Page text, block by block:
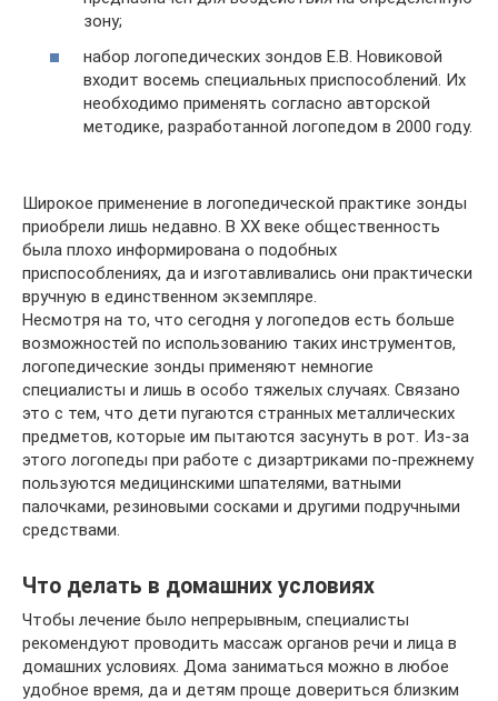
зону;
набор логопедических зондов Е.В. Новиковой
входит восемь специальных приспособлений. Их
необходимо применять согласно авторской
методике, разработанной логопедом в 2000 году.
Широкое применение в логопедической практике зонды
приобрели лишь недавно. В ХХ веке общественность
была плохо информирована о подобных
приспособлениях, да и изготавливались они практически
вручную в единственном экземпляре.
Несмотря на то, что сегодня у логопедов есть больше
возможностей по использованию таких инструментов,
логопедические зонды применяют немногие
специалисты и лишь в особо тяжелых случаях. Связано
это с тем, что дети пугаются странных металлических
предметов, которые им пытаются засунуть в рот. Из-за
этого логопеды при работе с дизартриками по-прежнему
пользуются медицинскими шпателями, ватными
палочками, резиновыми сосками и другими подручными
средствами.
Что делать в домашних условиях
Чтобы лечение было непрерывным, специалисты
рекомендуют проводить массаж органов речи и лица в
домашних условиях. Дома заниматься можно в любое
удобное время, да и детям проще довериться близким